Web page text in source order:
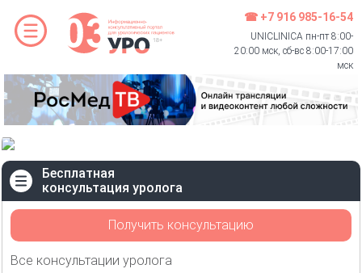
☎ +7 916 985-16-54
UNICLINICA пн-пт 8:00-
20:00 мск, сб-вс 8:00-17:00
мск
Бесплатная
консультация уролога
Получить консультацию
Все консультации уролога